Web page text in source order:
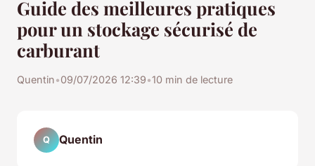
Guide des meilleures pratiques
pour un stockage sécurisé de
carburant
Quentin•09/07/2026 12:39•10 min de lecture
Q Quentin